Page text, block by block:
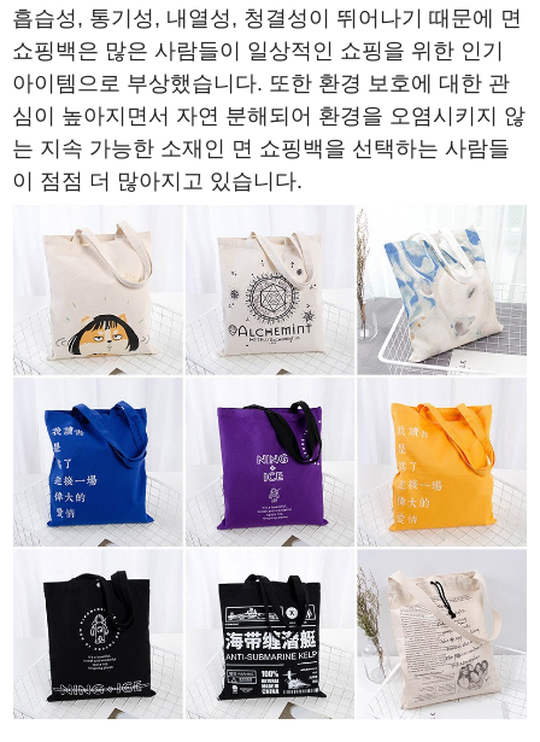
흡습성, 통기성, 내열성, 청결성이 뛰어나기 때문에 면
쇼핑백은 많은 사람들이 일상적인 쇼핑을 위한 인기
아이템으로 부상했습니다. 또한 환경 보호에 대한 관
심이 높아지면서 자연 분해되어 환경을 오염시키지 않
는 지속 가능한 소재인 면 쇼핑백을 선택하는 사람들
이 점점 더 많아지고 있습니다.